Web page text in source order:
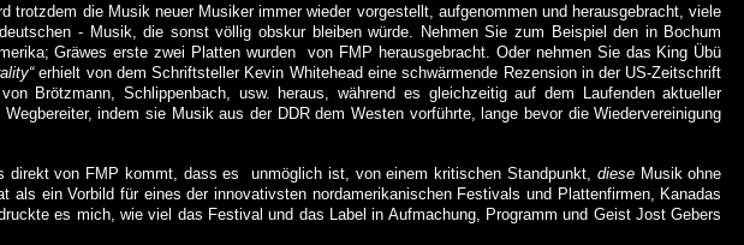
die Musik neuer Musiker immer wieder vorgestellt, aufgenommen und herausgebracht, viele
- Musik, die sonst völlig obskur bleiben würde. Nehmen Sie zum Beispiel den in Bochum
Gräwes erste zwei Platten wurden von FMP herausgebracht. Oder nehmen Sie das King Übü
“erhielt von dem Schriftsteller Kevin Whitehead eine schwärmende Rezension in der US-Zeitschrift
Brötzmann ,Schlippenbach , usw. heraus, während es gleichzeitig auf dem Laufenden aktueller
indem sie Musik aus der DDR dem Westen vorführte, lange bevor die Wiedervereinigung
direkt von FMP kommt, dass es unmöglich ist, von einem kritischen Standpunkt, dieseMusik ohne
ein Vorbild für eines der innovativsten nordamerikanischen Festivals und Plattenfirmen, Kanadas
es mich, wie viel das Festival und das Label in Aufmachung, Programm und Geist Jost Gebers